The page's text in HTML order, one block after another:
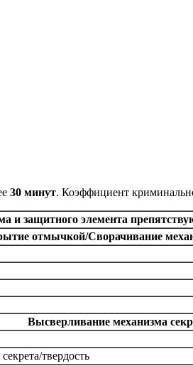
30 минут. Коэффициент
и защитного элемента
отмычкой/Сворачивание
Высверливание механизма
твердость